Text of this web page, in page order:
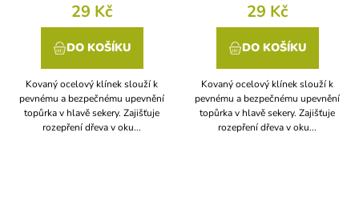
29 Kč
DO KOŠÍKU
Kovaný ocelový klínek slouží k
pevnému a bezpečnému upevnění
topůrka v hlavě sekery. Zajišťuje
rozepření dřeva v oku...
29 Kč
DO KOŠÍKU
Kovaný ocelový klínek slouží k
pevnému a bezpečnému upevnění
topůrka v hlavě sekery. Zajišťuje
rozepření dřeva v oku...